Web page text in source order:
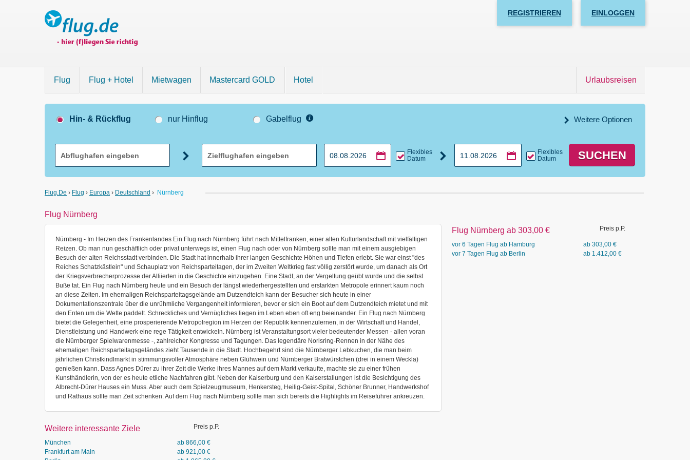
REGISTRIEREN EINLOGGEN
Flug Flug + Hotel Mietwagen Mastercard GOLD Hotel Urlaubsreisen
Hin- & Rückflug nur Hinflug Gabelflug Weitere Optionen
Flexibles
Datum
Flexibles
Datum
SUCHEN
Flug.de › Flug › Europa › Deutschland › Nürnberg
Flug Nürnberg
Nürnberg - Im Herzen des Frankenlandes Ein Flug nach Nürnberg führt nach Mittelfranken, einer alten Kulturlandschaft mit vielfältigen
Reizen. Ob man nun geschäftlich oder privat unterwegs ist, einen Flug nach oder von Nürnberg sollte man mit einem ausgiebigen
Besuch der alten Reichsstadt verbinden. Die Stadt hat innerhalb ihrer langen Geschichte Höhen und Tiefen erlebt. Sie war einst "des
Reiches Schatzkästlein" und Schauplatz von Reichsparteitagen, der im Zweiten Weltkrieg fast völlig zerstört wurde, um danach als Ort
der Kriegsverbrecherprozesse der Alliierten in die Geschichte einzugehen. Eine Stadt, an der Vergeltung geübt wurde und die selbst
Buße tat. Ein Flug nach Nürnberg heute und ein Besuch der längst wiederhergestellten und erstarkten Metropole erinnert kaum noch
an diese Zeiten. Im ehemaligen Reichsparteitagsgelände am Dutzendteich kann der Besucher sich heute in einer
Dokumentationszentrale über die unrühmliche Vergangenheit informieren, bevor er sich ein Boot auf dem Dutzendteich mietet und mit
den Enten um die Wette paddelt. Schreckliches und Vernügliches liegen im Leben eben oft eng beieinander. Ein Flug nach Nürnberg
bietet die Gelegenheit, eine prosperierende Metropolregion im Herzen der Republik kennenzulernen, in der Wirtschaft und Handel,
Dienstleistung und Handwerk eine rege Tätigkeit entwickeln. Nürnberg ist Veranstaltungsort vieler bedeutender Messen - allen voran
die Nürnberger Spielwarenmesse -, zahlreicher Kongresse und Tagungen. Das legendäre Norisring-Rennen in der Nähe des
ehemaligen Reichsparteitagsgeländes zieht Tausende in die Stadt. Hochbegehrt sind die Nürnberger Lebkuchen, die man beim
jährlichen Christkindlmarkt in stimmungsvoller Atmosphäre neben Glühwein und Nürnberger Bratwürstchen (drei in einem Weckla)
genießen kann. Dass Agnes Dürer zu ihrer Zeit die Werke ihres Mannes auf dem Markt verkaufte, machte sie zu einer frühen
Kunsthändlerin, von der es heute etliche Nachfahren gibt. Neben der Kaiserburg und den Kaiserstallungen ist die Besichtigung des
Albrecht-Dürer Hauses ein Muss. Aber auch dem Spielzeugmuseum, Henkersteg, Heilig-Geist-Spital, Schöner Brunner, Handwerkshof
und Rathaus sollte man Zeit schenken. Auf dem Flug nach Nürnberg sollte man sich bereits die Highlights im Reiseführer ankreuzen.
Weitere interessante Ziele Preis p.P.
München ab 866,00 €
Frankfurt am Main
ab 921,00 €
Flug Nürnberg ab 303,00€ Preis p.P.
vor 6 Tagen Flug ab Hamburg ab 303,00 €
vor 7 Tagen Flug ab Berlin
ab 1.412,00 €